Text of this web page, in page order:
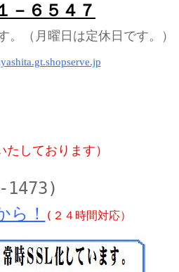
－６５４７
。（月曜日は定休日です。）
たしております）
1473)
ら！
(２４時間対応）